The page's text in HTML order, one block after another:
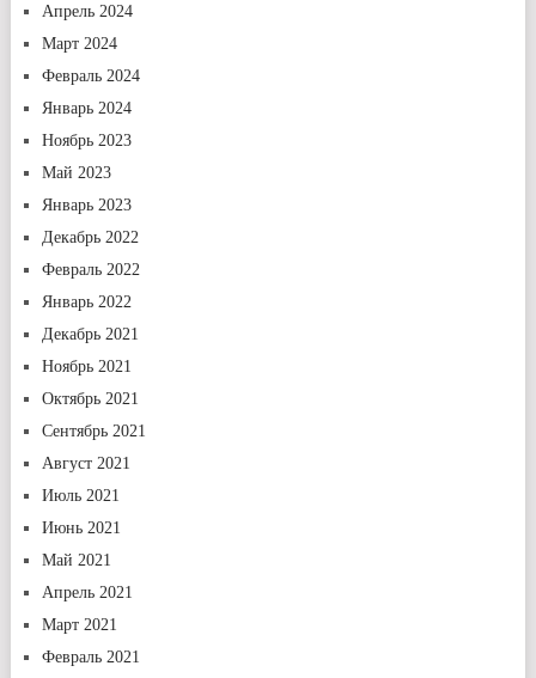
Апрель 2024
Март 2024
Февраль 2024
Январь 2024
Ноябрь 2023
Май 2023
Январь 2023
Декабрь 2022
Февраль 2022
Январь 2022
Декабрь 2021
Ноябрь 2021
Октябрь 2021
Сентябрь 2021
Август 2021
Июль 2021
Июнь 2021
Май 2021
Апрель 2021
Март 2021
Февраль 2021